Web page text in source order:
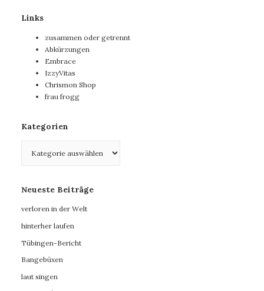
Links
zusammen oder getrennt
Abkürzungen
Embrace
IzzyVitas
Chrismon Shop
frau frogg
Kategorien
Neueste Beiträge
verloren in der Welt
hinterher laufen
Tübingen-Bericht
Bangebüxen
laut singen